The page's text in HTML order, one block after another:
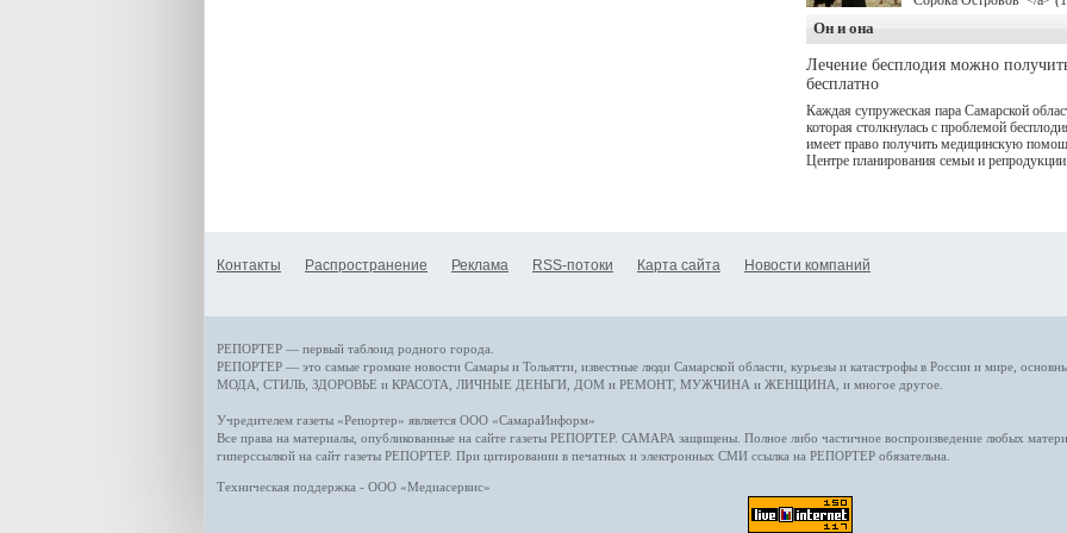
мотивам одноименного
исполнили Артем
Полина Гухман,
Устимова, Олег
Святослав Рогожан,
Режиссер-постановщик
снова здравствуйте!").
Он и она
Лечение бесплодия можно
бесплатно
Каждая супружеская пара Самарской
которая столкнулась с проблемой
имеет право получить медицинскую
Центре планирования семьи и репродукции.
Контакты Распространение Реклама RSS-потоки Карта сайта Новости компаний
РЕПОРТЕР — первый таблоид родного города.
РЕПОРТЕР — это самые громкие новости Самары и Тольятти, известные люди Самарской области, курьезы и катастрофы в России и мире ,
МОДА, СТИЛЬ ЗДОРОВЬЕ и КРАСОТА ЛИЧНЫЕ ДЕНЬГИ ДОМ и РЕМОНТ, МУЖЧИНА и ЖЕНЩИНА , и многое другое
Учредителем газеты «Репортер» является ООО «СамараИнформ»
Все права на материалы, опубликованные на сайте газеты РЕПОРТЕР. САМАРА защищены. Полное либо частичное воспроизведение любых
гиперссылкой на сайт газеты РЕПОРТЕР. При цитировании в печатных и электронных СМИ ссылка на РЕПОРТЕР обязательна.
Техническая поддержка - ООО «Медиасервис»